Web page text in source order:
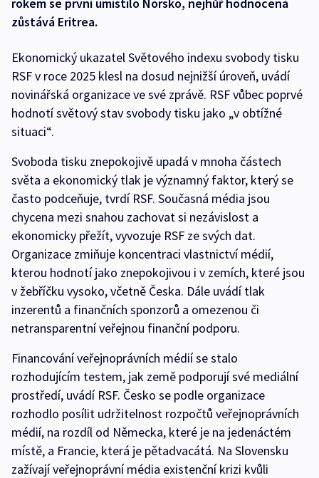
zůstává Eritrea.
Ekonomický ukazatel Světového indexu svobody tisku
RSF v roce 2025 klesl na dosud nejnižší úroveň, uvádí
novinářská organizace ve své zprávě. RSF vůbec poprvé
hodnotí světový stav svobody tisku jako „v obtížné
situaci“.
Svoboda tisku znepokojivě upadá v mnoha částech
světa a ekonomický tlak je významný faktor, který se
často podceňuje, tvrdí RSF. Současná média jsou
chycena mezi snahou zachovat si nezávislost a
ekonomicky přežít, vyvozuje RSF ze svých dat.
Organizace zmiňuje koncentraci vlastnictví médií,
kterou hodnotí jako znepokojivou i v zemích, které jsou
v žebříčku vysoko, včetně Česka. Dále uvádí tlak
inzerentů a finančních sponzorů a omezenou či
netransparentní veřejnou finanční podporu.
Financování veřejnoprávních médií se stalo
rozhodujícím testem, jak země podporují své mediální
prostředí, uvádí RSF. Česko se podle organizace
rozhodlo posílit udržitelnost rozpočtů veřejnoprávních
médií, na rozdíl od Německa, které je na jedenáctém
místě, a Francie, která je pětadvacátá. Na Slovensku
zažívají veřejnoprávní média existenční krizi kvůli